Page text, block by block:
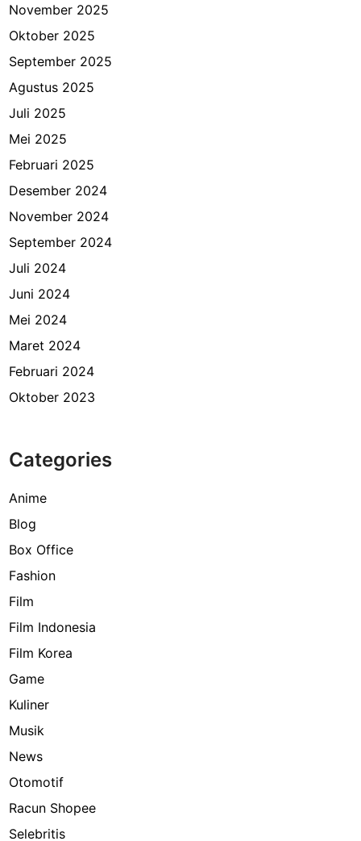
November 2025
Oktober 2025
September 2025
Agustus 2025
Juli 2025
Mei 2025
Februari 2025
Desember 2024
November 2024
September 2024
Juli 2024
Juni 2024
Mei 2024
Maret 2024
Februari 2024
Oktober 2023
Categories
Anime
Blog
Box Office
Fashion
Film
Film Indonesia
Film Korea
Game
Kuliner
Musik
News
Otomotif
Racun Shopee
Selebritis